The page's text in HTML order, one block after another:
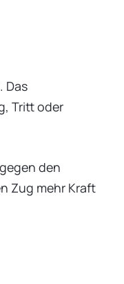
Das
Tritt oder
den
Zug mehr Kraft